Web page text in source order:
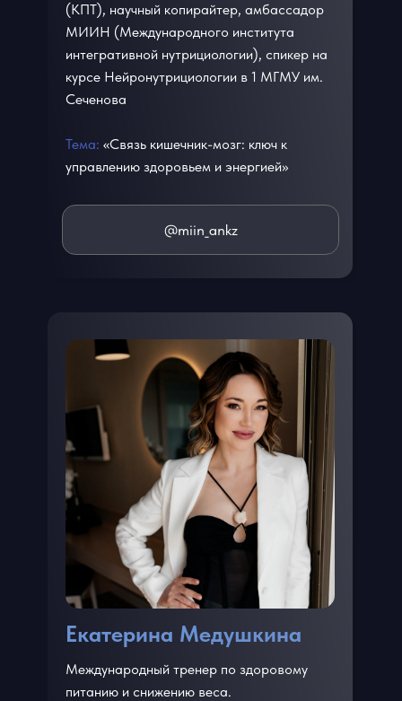
@miin_ankz
(КПТ), научный копирайтер, амбассадор
МИИН (Международного института
интегративной нутрициологии), спикер на
курсе Нейронутрициологии в 1 МГМУ им.
Сеченова
Тема: «Связь кишечник-мозг: ключ к
управлению здоровьем и энергией»
Международный тренер по здоровому
питанию и снижению веса.
Екатерина Медушкина